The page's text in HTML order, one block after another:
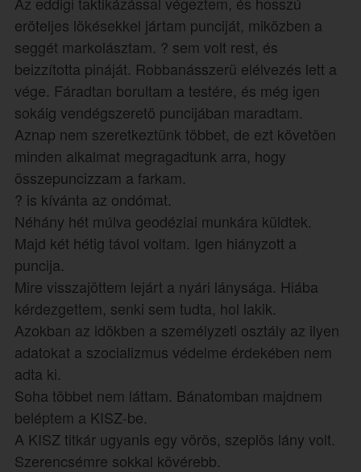
eröteljes lökésekkel jártam punciját, miközben a
seggét markolásztam. ? sem volt rest, és
beizzította pináját. Robbanásszerü elélvezés lett a
vége. Fáradtan borultam a testére, és még igen
sokáig vendégszeretö puncijában maradtam.
Aznap nem szeretkeztünk többet, de ezt követöen
minden alkalmat megragadtunk arra, hogy
összepuncizzam a farkam.
? is kívánta az ondómat.
Néhány hét múlva geodéziai munkára küldtek.
Majd két hétig távol voltam. Igen hiányzott a
puncija.
Mire visszajöttem lejárt a nyári lánysága. Hiába
kérdezgettem, senki sem tudta, hol lakik.
Azokban az idökben a személyzeti osztály az ilyen
adatokat a szocializmus védelme érdekében nem
adta ki.
Soha többet nem láttam. Bánatomban majdnem
beléptem a KISZ-be.
A KISZ titkár ugyanis egy vörös, szeplös lány volt.
Szerencsémre sokkal kövérebb.